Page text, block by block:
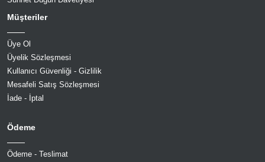
Müşteriler
Üye Ol
Üyelik Sözleşmesi
Kullanıcı Güvenliği - Gizlilik
Mesafeli Satış Sözleşmesi
İade - İptal
Ödeme
Ödeme - Teslimat